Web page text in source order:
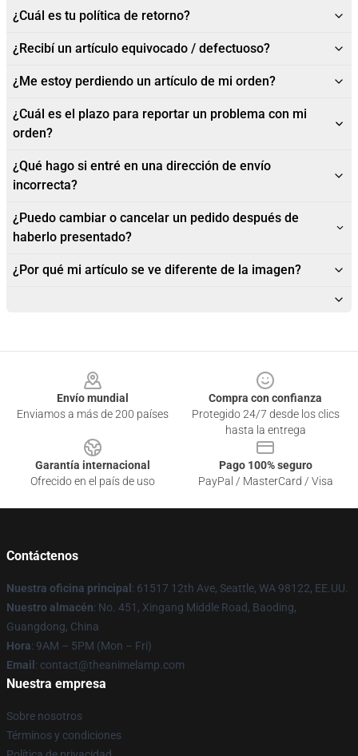
¿Cuál es tu política de retorno?
¿Recibí un artículo equivocado / defectuoso?
¿Me estoy perdiendo un artículo de mi orden?
¿Cuál es el plazo para reportar un problema con mi
orden?
¿Qué hago si entré en una dirección de envío
incorrecta?
¿Puedo cambiar o cancelar un pedido después de
haberlo presentado?
¿Por qué mi artículo se ve diferente de la imagen?
Envío mundial
Enviamos a más de 200 países
Compra con confianza
Protegido 24/7 desde los clics
hasta la entrega
Garantía internacional
Ofrecido en el país de uso
Pago 100% seguro
PayPal / MasterCard / Visa
Contáctenos
Nuestra oficina principal : 61517 12th Ave, Seattle, WA 98122, EE.UU.
Nuestro almacén: No. 451, Xingang Middle Road, Baoding,
Guangdong, China
Hora: 9AM – 5PM (Mon – Fri)
Email : contact@theanimelamp.com
Nuestra empresa
Sobre nosotros
Términos y condiciones